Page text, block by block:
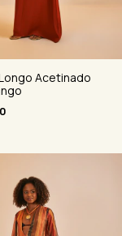
Acetinado